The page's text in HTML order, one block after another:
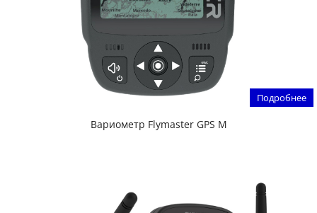
Подробнее
Вариометр Flymaster GPS M